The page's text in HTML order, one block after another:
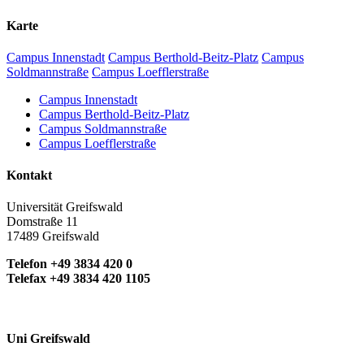
Karte
Campus Innenstadt Campus Berthold-Beitz-Platz Campus
Soldmannstraße Campus Loefflerstraße
Campus Innenstadt
Campus Berthold-Beitz-Platz
Campus Soldmannstraße
Campus Loefflerstraße
Kontakt
Universität Greifswald
Domstraße 11
17489 Greifswald
Telefon +49 3834 420 0
Telefax +49 3834 420 1105
Uni Greifswald